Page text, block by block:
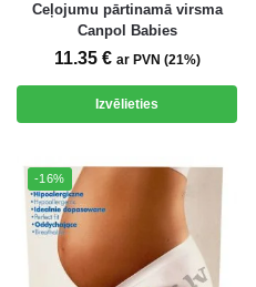
Ceļojumu pārtinamā virsma
Canpol Babies
11.35 € ar PVN (21%)
Izvēlieties
-16%